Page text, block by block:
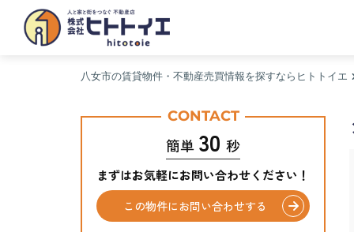
八女市の賃貸物件・不動産売買情報を探すならヒトトイエ
CONTACT
簡単 30 秒
まずはお気軽にお問い合わせください！
この物件にお問い合わせする